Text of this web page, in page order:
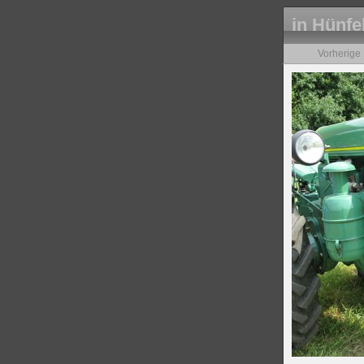
in
Vorherige